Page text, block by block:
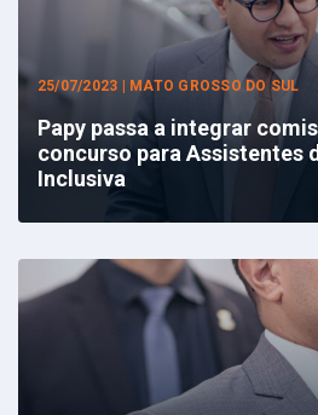
25/07/2023 | MATO GROSSO DO SUL
Papy passa a integrar
concurso para Assistentes
Inclusiva